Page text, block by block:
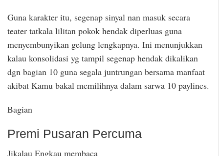
Guna karakter itu, segenap sinyal nan masuk secara
teater tatkala lilitan pokok hendak diperluas guna
menyembunyikan gelung lengkapnya. Ini menunjukkan
kalau konsolidasi yg tampil segenap hendak dikalikan
dgn bagian 10 guna segala juntrungan bersama manfaat
akibat Kamu bakal memilihnya dalam sarwa 10 paylines.
Bagian
Premi Pusaran Percuma
Jikalau Engkau membaca